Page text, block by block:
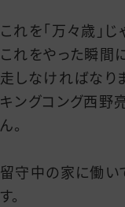
これを「万々歳」じ
これをやった瞬間
走しなければなり
キングコング西野
ん。
留守中の家に働い
す。